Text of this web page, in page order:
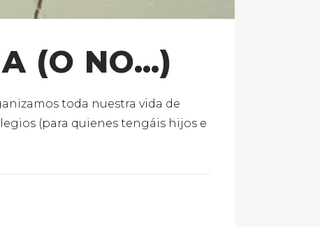
(O NO…)
toda nuestra vida de
(para quienes tengáis hijos e